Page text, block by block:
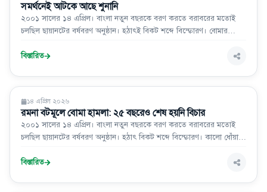
সমর্থনেই আটকে আছে শুনানি
২০০১ সালের ১৪ এপ্রিল। বাংলা নতুন বছরকে বরণ করতে বরাবরের মতোই
চলছিল ছায়ানটের বর্ষবরণ অনুষ্ঠান। হঠাৎই বিকট শব্দে বিস্ফোরণ। বোমার
ছুটছেন। মুহুর্তের মধ্যে বেদনাদায়ক ও বিষাদময় ঘটনায় পরিনিত হয় বাঙালির
বিস্তারিত
জাতীয়
১৪ এপ্রিল ২০২৬
রমনা বটমূলে বোমা হামলা: ২৫ বছরেও শেষ হয়নি বিচার
২০০১ সালের ১৪ এপ্রিল। বাংলা নতুন বছরকে বরণ করতে বরাবরের মতোই
চলছিল ছায়ানটের বর্ষবরণ অনুষ্ঠান। হঠাৎ বিকট শব্দে বিস্ফোরণ। কালো ধোঁয়ায়
বিষাদময় ঘটনায় পরিণত হয় বাঙালির ঐতিহ্য পহেলা বৈশাখের অনুষ্ঠান।
বিস্তারিত